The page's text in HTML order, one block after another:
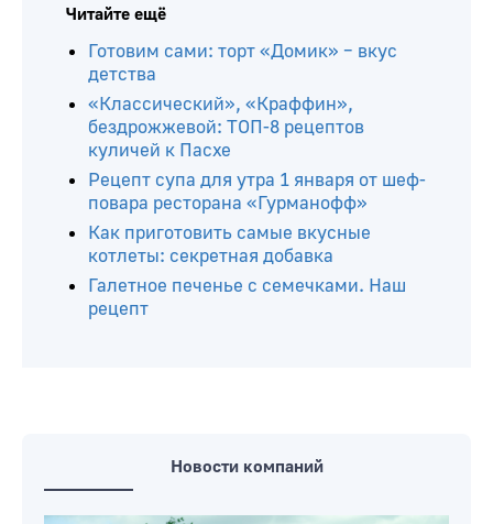
Читайте ещё
Готовим сами: торт «Домик» – вкус
детства
«Классический», «Краффин»,
бездрожжевой: ТОП-8 рецептов
куличей к Пасхе